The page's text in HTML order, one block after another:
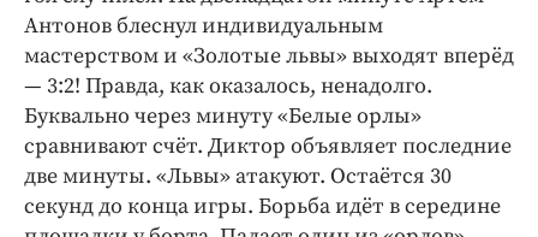
Антонов блеснул индивидуальным
мастерством и «Золотые львы» выходят вперёд
— 3:2! Правда, как оказалось, ненадолго.
Буквально через минуту «Белые орлы»
сравнивают счёт. Диктор объявляет последние
две минуты. «Львы» атакуют. Остаётся 30
секунд до конца игры. Борьба идёт в середине